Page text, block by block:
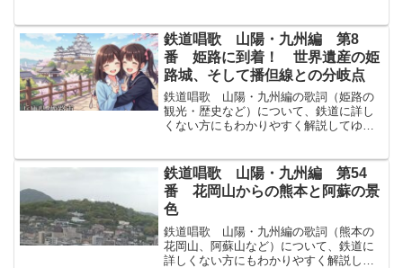
代みよは長崎ながさきの港みなとにぎは
ふ百千船ももちぶね夜は...
鉄道唱歌 山陽・九州編 第8
番 姫路に到着！ 世界遺産の姫
路城、そして播但線との分岐点
鉄道唱歌 山陽・九州編の歌詞（姫路の
観光・歴史など）について、鉄道に詳し
くない方にもわかりやすく解説してゆき
くこゝより支線しせんに乘のりかへてゆ
けば生野いくのは二時間餘...
鉄道唱歌 山陽・九州編 第54
番 花岡山からの熊本と阿蘇の景
色
鉄道唱歌 山陽・九州編の歌詞（熊本の
花岡山、阿蘇山など）について、鉄道に
詳しくない方にもわかりやすく解説して